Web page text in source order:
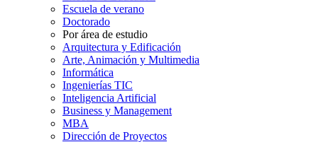
Escuela de verano
Doctorado
Por área de estudio
Arquitectura y Edificación
Arte, Animación y Multimedia
Informática
Ingenierías TIC
Inteligencia Artificial
Business y Management
MBA
Dirección de Proyectos